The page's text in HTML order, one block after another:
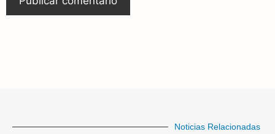
Noticias Relacionadas